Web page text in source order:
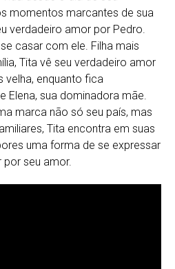
momentos marcantes de sua
verdadeiro amor por Pedro.
casar com ele. Filha mais
Tita vê seu verdadeiro amor
velha, enquanto fica
Elena, sua dominadora mãe.
marca não só seu país, mas
Tita encontra em suas
uma forma de se expressar
seu amor.